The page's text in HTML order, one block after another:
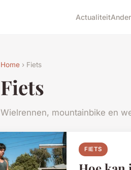
Actualiteit
Home › Fiets
Fiets
Wielrennen, mountainbike en
FIETS